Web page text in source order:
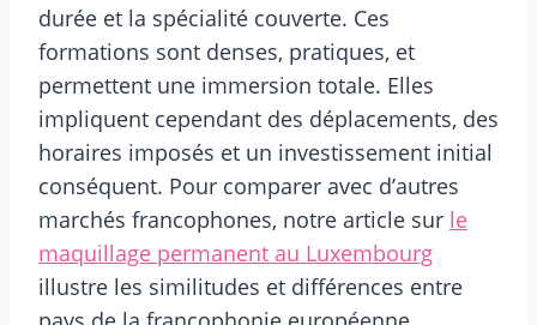
durée et la spécialité couverte. Ces
formations sont denses, pratiques, et
permettent une immersion totale. Elles
impliquent cependant des déplacements, des
horaires imposés et un investissement initial
conséquent. Pour comparer avec d’autres
marchés francophones, notre article sur le
maquillage permanent au Luxembourg
illustre les similitudes et différences entre